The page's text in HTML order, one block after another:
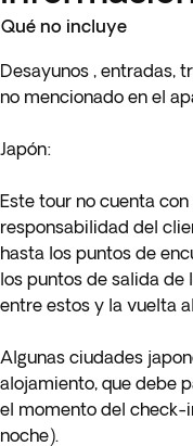
Qué no incluye
Desayunos , entradas,
no mencionado en el
Japón:
Este tour no cuenta
responsabilidad del
hasta los puntos de
los puntos de salida de
entre estos y la vuelta
Algunas ciudades
alojamiento, que debe
el momento del check-
noche).